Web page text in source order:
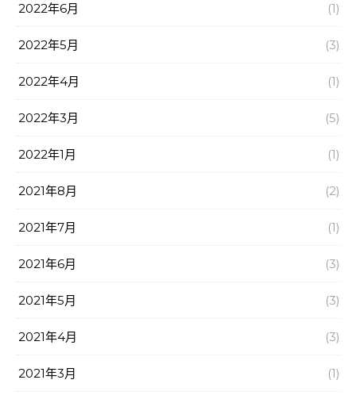
2022年6月 (1)
2022年5月 (3)
2022年4月 (1)
2022年3月 (5)
2022年1月 (1)
2021年8月 (2)
2021年7月 (1)
2021年6月 (3)
2021年5月 (3)
2021年4月 (3)
2021年3月 (1)